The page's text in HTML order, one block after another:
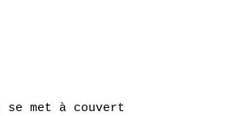
met à couvert